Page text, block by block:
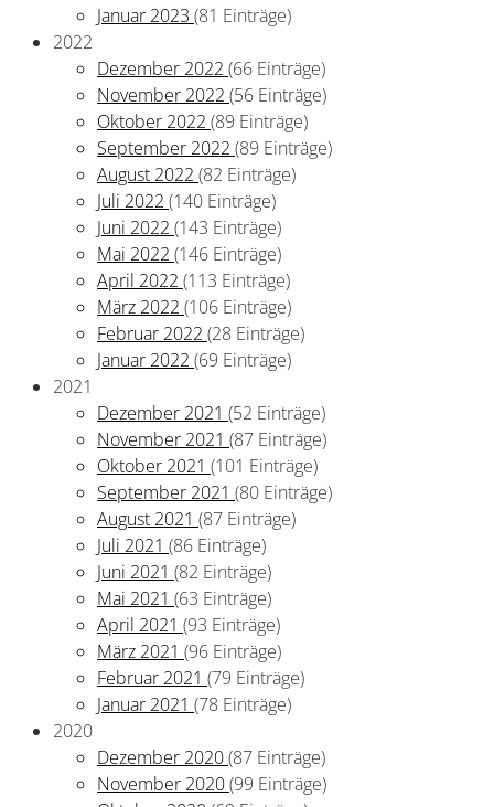
Januar 2023 (81 Einträge)
2022
Dezember 2022 (66 Einträge)
November 2022 (56 Einträge)
Oktober 2022 (89 Einträge)
September 2022 (89 Einträge)
August 2022 (82 Einträge)
Juli 2022 (140 Einträge)
Juni 2022 (143 Einträge)
Mai 2022 (146 Einträge)
April 2022 (113 Einträge)
März 2022 (106 Einträge)
Februar 2022 (28 Einträge)
Januar 2022 (69 Einträge)
2021
Dezember 2021 (52 Einträge)
November 2021 (87 Einträge)
Oktober 2021 (101 Einträge)
September 2021 (80 Einträge)
August 2021 (87 Einträge)
Juli 2021 (86 Einträge)
Juni 2021 (82 Einträge)
Mai 2021 (63 Einträge)
April 2021 (93 Einträge)
März 2021 (96 Einträge)
Februar 2021 (79 Einträge)
Januar 2021 (78 Einträge)
2020
Dezember 2020(87 Einträge)
November 2020(99 Einträge)